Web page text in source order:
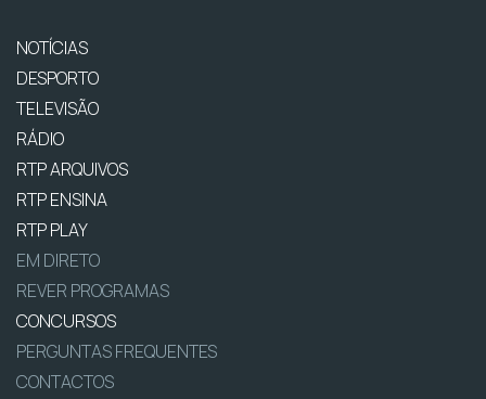
NOTÍCIAS
DESPORTO
TELEVISÃO
RÁDIO
RTP ARQUIVOS
RTP ENSINA
RTP PLAY
EM DIRETO
REVER PROGRAMAS
CONCURSOS
PERGUNTAS FREQUENTES
CONTACTOS